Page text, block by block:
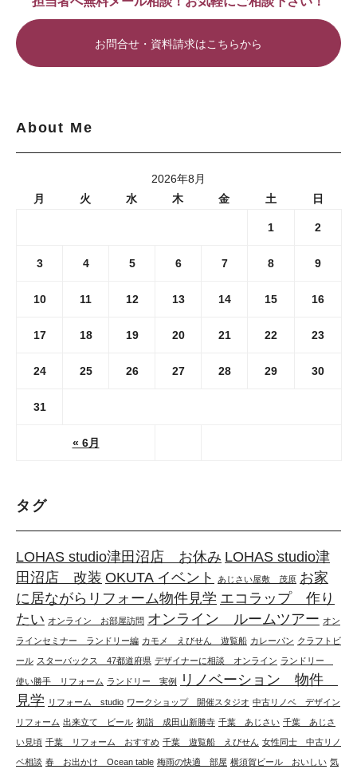
お問合せ・資料請求はこちらから
About Me
2026年8月
月
火 水 木 金 土 日
« 6月
1 2
3 4 5 6 7 8 9
10 11 12 13 14 15 16
17 18 19 20 21 22 23
24 25 26 27 28 29 30
31
タグ
LOHAS studio津田沼店 お休み LOHAS studio津
田沼店 改装 OKUTA イベント あじさい屋敷 茂原 お家
に居ながらリフォーム物件見学 エコラップ 作り
たい オンライン お部屋訪問 オンライン ルームツアー オン
ラインセミナー ランドリー編 カモメ えびせん 遊覧船 カレーパン クラフトビ
ール スターバックス 47都道府県 デザイナーに相談 オンライン ランドリー
使い勝手 リフォーム ランドリー 実例
リノベーション 物件
見学 リフォーム studio ワークショップ 開催スタジオ 中古リノベ デザイン
リフォーム 出来立て ビール 初詣 成田山新勝寺 千葉 あじさい 千葉 あじさ
い見頃 千葉 リフォーム おすすめ 千葉 遊覧船 えびせん 女性同士 中古リノ
ベ相談 春 お出かけ Ocean table 梅雨の快適 部屋 横須賀ビール おいしい 気